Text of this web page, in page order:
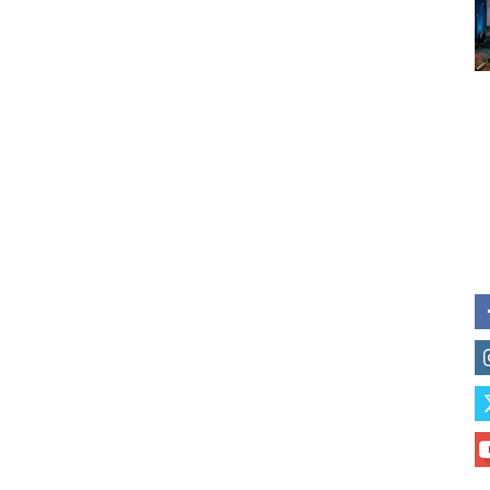
Subscribe to our daily
of vaping and tobacco harm